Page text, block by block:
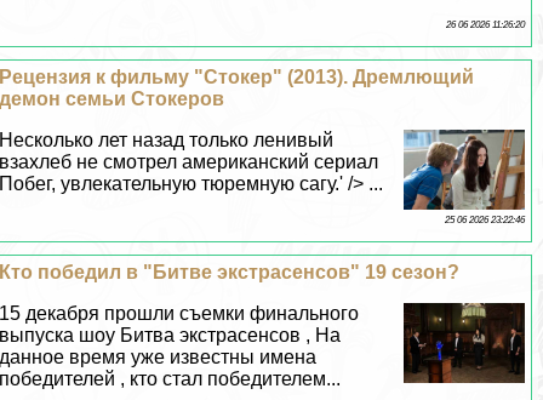
26 06 2026 11:26:20
Рецензия к фильму "Стокер" (2013). Дремлющий
демон семьи Стокеров
Несколько лет назад только ленивый
взахлеб не смотрел американский сериал
Побег, увлекательную тюремную сагу.' /> ...
25 06 2026 23:22:46
Кто победил в "Битве экстрасенсов" 19 сезон?
15 декабря прошли съемки финального
выпуска шоу Битва экстрасенсов , На
данное время уже известны имена
победителей , кто стал победителем...